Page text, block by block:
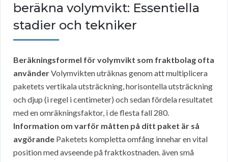
beräkna volymvikt: Essentiella
stadier och tekniker
Beräkningsformel för volymvikt som fraktbolag ofta
använderVolymvikten uträknas genom att multiplicera
paketets vertikala utsträckning, horisontella utsträckning
och djup (i regel i centimeter) och sedan fördela resultatet
med en omräkningsfaktor, i de flesta fall 280.
Information om varför måtten på ditt paket är så
avgörande Paketets kompletta omfång innehar en vital
position med avseende på fraktkostnaden. även små